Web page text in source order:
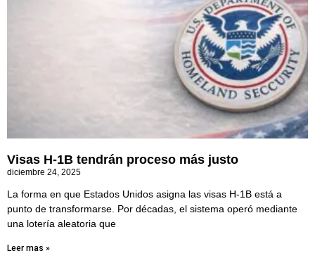
Visas H-1B tendrán proceso más justo
diciembre 24, 2025
La forma en que Estados Unidos asigna las visas H-1B está a
punto de transformarse. Por décadas, el sistema operó mediante
una lotería aleatoria que
Leer mas »